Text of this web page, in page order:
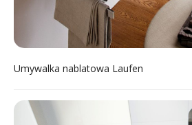
Umywalka nablatowa Laufen